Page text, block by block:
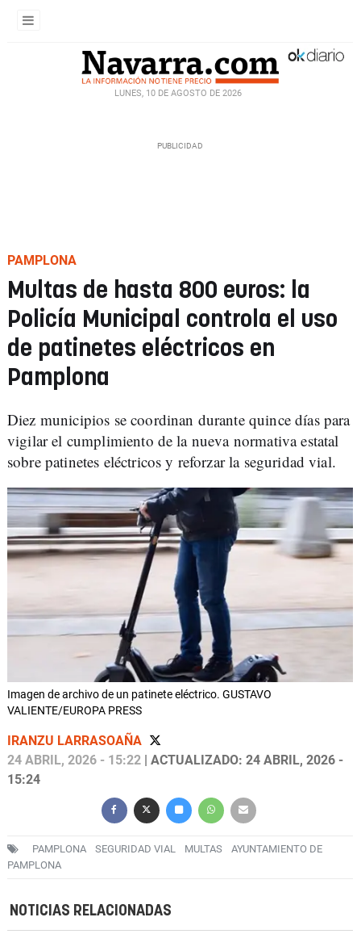
LUNES, 10 DE AGOSTO DE 2026
PAMPLONA
Multas de hasta 800 euros: la
Policía Municipal controla el uso
de patinetes eléctricos en
Pamplona
Diez municipios se coordinan durante quince días para
vigilar el cumplimiento de la nueva normativa estatal
sobre patinetes eléctricos y reforzar la seguridad vial.
Imagen de archivo de un patinete eléctrico. GUSTAVO
VALIENTE/EUROPA PRESS
IRANZU LARRASOAÑA
24 ABRIL, 2026 - 15:22 | ACTUALIZADO: 24 ABRIL, 2026 -
15:24
PAMPLONA SEGURIDAD VIAL MULTAS
AYUNTAMIENTO DE
PAMPLONA
NOTICIAS RELACIONADAS